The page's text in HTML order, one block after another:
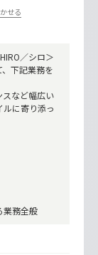
せる
／シロ＞
下記業務を
スなど幅広い
に寄り添っ
業務全般